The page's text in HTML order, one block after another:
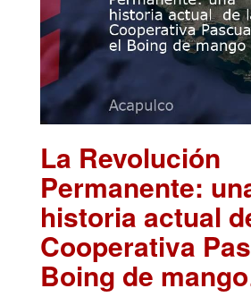
La Revolución
Permanente:
historia actual
Cooperativa
Boing de mango